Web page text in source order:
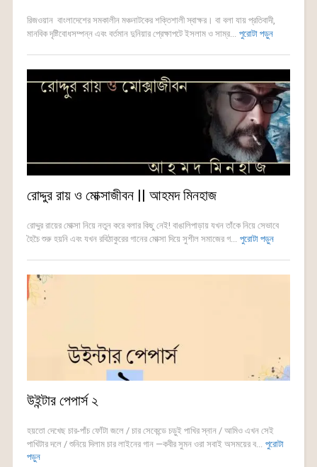
রিজওয়ান বাংলাদেশের সমকালীন মঞ্চনাটকের শক্তিশালী স্বাক্ষর। বা বলা যায় প্রতিবাদী,
মানবিক দৃষ্টিবোধসম্পন্ন এবং বর্তমান দুনিয়ার প্রেক্ষাপটে ইসলাম ও সাম্র... পুরোটা পড়ুন
রোদ্দুর রায় ও মোক্সাজীবন || আহমদ মিনহাজ
রোদ্দুর রায়ের মোক্সা নিয়ে নতুন করে বলার কিছু নেই! বাঙালিপাড়ায় যখন তাঁকে নিয়ে সেভাবে
হৈচৈ শুরু হয়নি এবং যখন রবিঠাকুরের গানের মোক্সা দিয়ে সুশীল সমাজের গ... পুরোটা পড়ুন
উইন্টার পেপার্স ২
হয়তো দেখেছ চার-পাঁচ ফোঁটা জলে / চার সেকেন্ডে চড়ুই পাখির স্নান / আমিও এখন সেই
পাখিটার দলে / শুনিয়ে দিলাম চার লাইনের গান —কবীর সুমন ওরা সবাই অসময়ের ব... পুরোটা
পড়ুন